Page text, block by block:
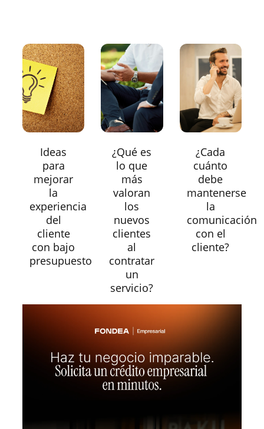
Ideas
para
mejorar
la
experiencia
del
cliente
con bajo
presupuesto
¿Qué es
lo que
más
valoran
los
nuevos
clientes
al
contratar
un
servicio?
¿Cada
cuánto
debe
mantenerse
la
comunicación
con el
cliente?